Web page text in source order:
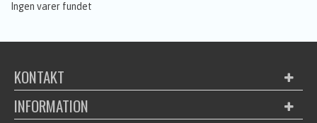
Ingen varer fundet
KONTAKT
INFORMATION